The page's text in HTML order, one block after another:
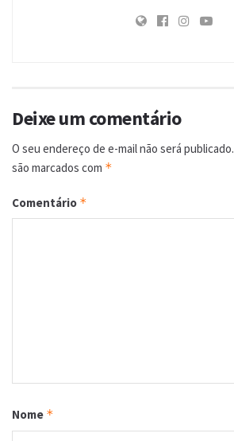
Deixe um comentário
O seu endereço de e-mail não será publicado.
são marcados com *
Comentário *
Nome *